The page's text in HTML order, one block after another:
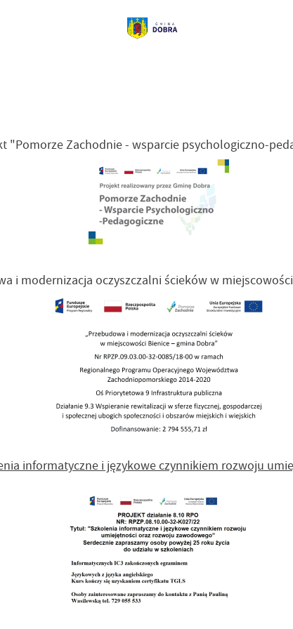
"Pomorze Zachodnie - wsparcie psychologiczno-
i modernizacja oczyszczalni ścieków w
informatyczne i językowe czynnikiem rozwoju